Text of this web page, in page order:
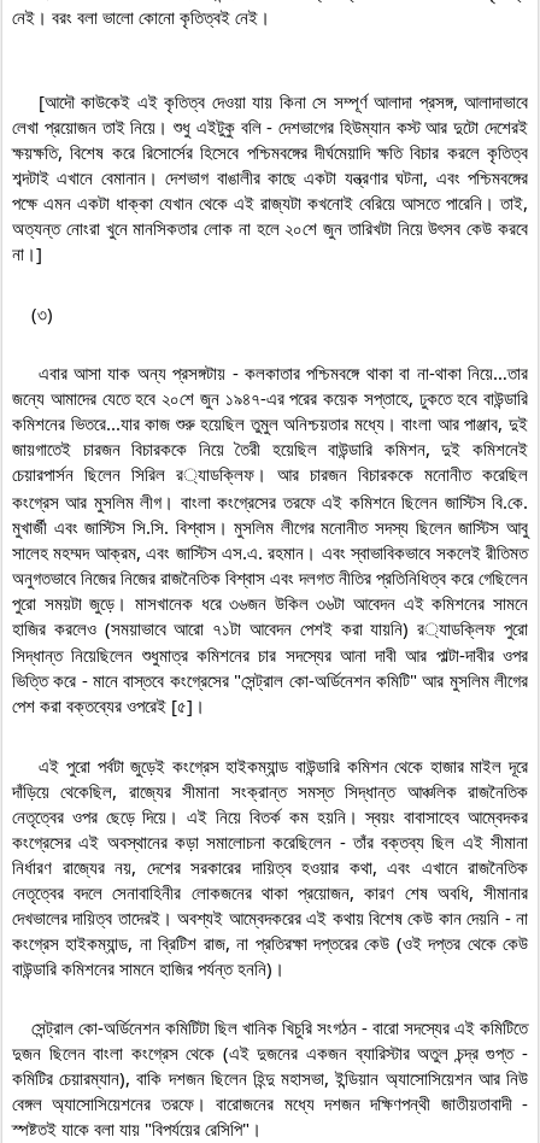
নেই। বরং বলা ভালো কোনো কৃতিত্বই নেই।
লেখা প্রয়োজন তাই নিয়ে। শুধু এইটুকু বলি - দেশভাগের হিউম্যান কস্ট আর দুটো দেশেরই
ক্ষয়ক্ষতি, বিশেষ করে রিসোর্সের হিসেবে পশ্চিমবঙ্গের দীর্ঘমেয়াদি ক্ষতি বিচার করলে কৃতিত্ব
শব্দটাই এখানে বেমানান। দেশভাগ বাঙালীর কাছে একটা যন্ত্রণার ঘটনা, এবং পশ্চিমবঙ্গের
পক্ষে এমন একটা ধাক্কা যেখান থেকে এই রাজ্যটা কখনোই বেরিয়ে আসতে পারেনি। তাই,
অত্যন্ত নোংরা খুনে মানসিকতার লোক না হলে ২০শে জুন তারিখটা নিয়ে উৎসব কেউ করবে
না।]
জন্যে আমাদের যেতে হবে ২০শে জুন ১৯৪৭-এর পরের কয়েক সপ্তাহে, ঢুকতে হবে বাউন্ডারি
কমিশনের ভিতরে...যার কাজ শুরু হয়েছিল তুমুল অনিশ্চয়তার মধ্যে। বাংলা আর পাঞ্জাব, দুই
জায়গাতেই চারজন বিচারককে নিয়ে তৈরী হয়েছিল বাউন্ডারি কমিশন, দুই কমিশনেই
চেয়ারপার্সন ছিলেন সিরিল র্যাডক্লিফ। আর চারজন বিচারককে মনোনীত করেছিল
কংগ্রেস আর মুসলিম লীগ। বাংলা কংগ্রেসের তরফে এই কমিশনে ছিলেন জাস্টিস বি.কে.
মুখার্জী এবং জাস্টিস সি.সি. বিশ্বাস। মুসলিম লীগের মনোনীত সদস্য ছিলেন জাস্টিস আবু
সালেহ মহম্মদ আক্রম, এবং জাস্টিস এস.এ. রহমান। এবং স্বাভাবিকভাবে সকলেই রীতিমত
অনুগতভাবে নিজের নিজের রাজনৈতিক বিশ্বাস এবং দলগত নীতির প্রতিনিধিত্ব করে গেছিলেন
পুরো সময়টা জুড়ে। মাসখানেক ধরে ৩৬জন উকিল ৩৬টা আবেদন এই কমিশনের সামনে
হাজির করলেও (সময়াভাবে আরো ৭১টা আবেদন পেশই করা যায়নি) র্যাডক্লিফ পুরো
সিদ্ধান্ত নিয়েছিলেন শুধুমাত্র কমিশনের চার সদস্যের আনা দাবী আর পাল্টা-দাবীর ওপর
ভিত্তি করে - মানে বাস্তবে কংগ্রেসের "সেন্ট্রাল কো-অর্ডিনেশন কমিটি" আর মুসলিম লীগের
পেশ করা বক্তব্যের ওপরেই [৫]।
    এই পুরো পর্বটা জুড়েই কংগ্রেস হাইকম্যান্ড বাউন্ডারি কমিশন থেকে হাজার মাইল দূরে
দাঁড়িয়ে থেকেছিল, রাজ্যের সীমানা সংক্রান্ত সমস্ত সিদ্ধান্ত আঞ্চলিক রাজনৈতিক
নেতৃত্বের ওপর ছেড়ে দিয়ে। এই নিয়ে বিতর্ক কম হয়নি। স্বয়ং বাবাসাহেব আম্বেদকর
কংগ্রেসের এই অবস্থানের কড়া সমালোচনা করেছিলেন - তাঁর বক্তব্য ছিল এই সীমানা
নির্ধারণ রাজ্যের নয়, দেশের সরকারের দায়িত্ব হওয়ার কথা, এবং এখানে রাজনৈতিক
নেতৃত্বের বদলে সেনাবাহিনীর লোকজনের থাকা প্রয়োজন, কারণ শেষ অবধি, সীমানার
দেখভালের দায়িত্ব তাদেরই। অবশ্যই আম্বেদকরের এই কথায় বিশেষ কেউ কান দেয়নি - না
কংগ্রেস হাইকম্যান্ড, না ব্রিটিশ রাজ, না প্রতিরক্ষা দপ্তরের কেউ (ওই দপ্তর থেকে কেউ
বাউন্ডারি কমিশনের সামনে হাজির পর্যন্ত হননি)।
দুজন ছিলেন বাংলা কংগ্রেস থেকে (এই দুজনের একজন ব্যারিস্টার অতুল চন্দ্র গুপ্ত -
কমিটির চেয়ারম্যান), বাকি দশজন ছিলেন হিন্দু মহাসভা, ইন্ডিয়ান অ্যাসোসিয়েশন আর নিউ
বেঙ্গল অ্যাসোসিয়েশনের তরফে। বারোজনের মধ্যে দশজন দক্ষিণপন্থী জাতীয়তাবাদী -
স্পষ্টতই যাকে বলা যায় "বিপর্যয়ের রেসিপি"।